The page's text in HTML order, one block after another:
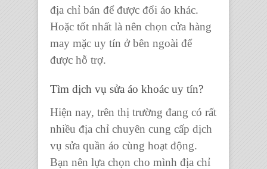
địa chỉ bán để được đổi áo khác.
Hoặc tốt nhất là nên chọn cửa hàng
may mặc uy tín ở bên ngoài để
được hỗ trợ.
Tìm dịch vụ sửa áo khoác uy tín?
Hiện nay, trên thị trường đang có rất
nhiều địa chỉ chuyên cung cấp dịch
vụ sửa quần áo cùng hoạt động.
Bạn nên lựa chọn cho mình địa chỉ